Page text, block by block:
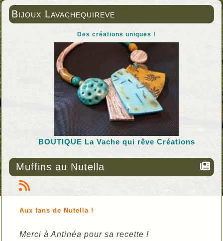
Bijoux Lavachequireve
Des créations uniques !
BOUTIQUE La Vache qui rêve Créations
Muffins au Nutella
Aux fans de Nutella !
Merci à Antinéa pour sa recette !